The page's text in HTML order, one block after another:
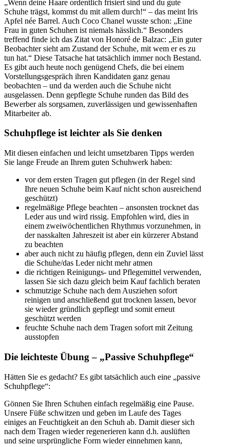
„Wenn deine Haare ordentlich frisiert sind und du gute
Schuhe trägst, kommst du mit allem durch!“ – das meint Iris
Apfel née Barrel. Auch Coco Chanel wusste schon: „Eine
Frau in guten Schuhen ist niemals hässlich.“ Besonders
treffend finde ich das Zitat von Honoré de Balzac: „Ein guter
Beobachter sieht am Zustand der Schuhe, mit wem er es zu
tun hat.“ Diese Tatsache hat tatsächlich immer noch Bestand.
Es gibt auch heute noch genügend Chefs, die bei einem
Vorstellungsgespräch ihren Kandidaten ganz genau
beobachten – und da werden auch die Schuhe nicht
ausgelassen. Denn gepflegte Schuhe runden das Bild des
Bewerber als sorgsamen, zuverlässigen und gewissenhaften
Mitarbeiter ab.
Schuhpflege ist leichter als Sie denken
Mit diesen einfachen und leicht umsetzbaren Tipps werden
Sie lange Freude an Ihrem guten Schuhwerk haben:
vor dem ersten Tragen gut pflegen (in der Regel sind
Ihre neuen Schuhe beim Kauf nicht schon ausreichend
geschützt)
regelmäßige Pflege beachten – ansonsten trocknet das
Leder aus und wird rissig. Empfohlen wird, dies in
einem zweiwöchentlichen Rhythmus vorzunehmen, in
der nasskalten Jahreszeit ist aber ein kürzerer Abstand
zu beachten
aber auch nicht zu häufig pflegen, denn ein Zuviel lässt
die Schuhe/das Leder nicht mehr atmen
die richtigen Reinigungs- und Pflegemittel verwenden,
lassen Sie sich dazu gleich beim Kauf fachlich beraten
schmutzige Schuhe nach dem Ausziehen sofort
reinigen und anschließend gut trocknen lassen, bevor
sie wieder gründlich gepflegt und somit erneut
geschützt werden
feuchte Schuhe nach dem Tragen sofort mit Zeitung
ausstopfen
Die leichteste Übung – „Passive Schuhpflege“
Hätten Sie es gedacht? Es gibt tatsächlich auch eine „passive
Schuhpflege“:
Gönnen Sie Ihren Schuhen einfach regelmäßig eine Pause.
Unsere Füße schwitzen und geben im Laufe des Tages
einiges an Feuchtigkeit an den Schuh ab. Damit dieser sich
nach dem Tragen wieder regenerieren kann d.h. auslüften
und seine ursprüngliche Form wieder einnehmen kann,